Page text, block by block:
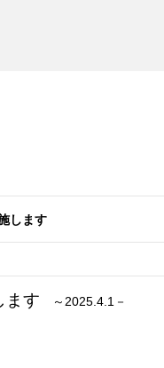
します
ます ～2025.4.1－